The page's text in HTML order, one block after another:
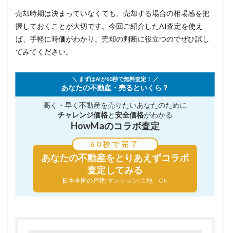
売却時期は決まっていなくても、売却する場合の相場感を把
握しておくことが大切です。今回ご紹介したAI査定を使え
ば、手軽に時価がわかり、売却の判断に役立つのでぜひ試し
てみてください。
＼ まずはAIが60秒で無料査定！ ／
あなたの不動産・売るといくら？
高く・早く不動産を売りたいあなたのために
チャレンジ価格と安全価格がわかる
HowMaのコラボ査定
60秒で完了
あなたの不動産をとりあえずコラボ
査定してみる
日本全国の戸建/マンション/土地 OK